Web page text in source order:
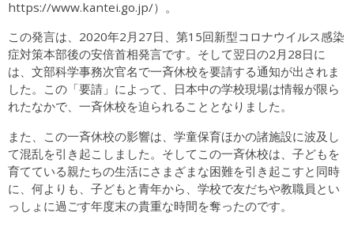
https://www.kantei.go.jp/）。
この発言は、2020年2月27日、第15回新型コロナウイルス感染
症対策本部後の安倍首相発言です。そして翌日の2月28日に
は、文部科学事務次官名で一斉休校を要請する通知が出されま
した。この「要請」によって、日本中の学校現場は情報が限ら
れたなかで、一斉休校を迫られることとなりました。
また、この一斉休校の影響は、学童保育ほかの諸施設に波及し
て混乱を引き起こしました。そしてこの一斉休校は、子どもを
育てている親たちの生活にさまざまな困難を引き起こすと同時
に、何よりも、子どもと青年から、学校で友だちや教職員とい
っしょに過ごす年度末の貴重な時間を奪ったのです。